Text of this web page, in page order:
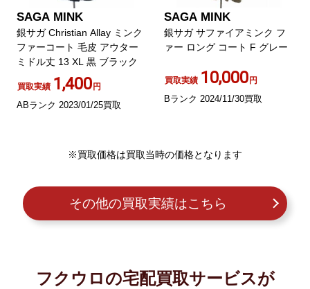
SAGA MINK
銀サガ Christian Allay ミンク
ファーコート 毛皮 アウター
ミドル丈 13 XL 黒 ブラック
買取実績 1,400円
ABランク 2023/01/25買取
SAGA MINK
銀サガ サファイアミンク フ
ァー ロング コート F グレー
買取実績 10,000円
Bランク 2024/11/30買取
※買取価格は買取当時の価格となります
その他の買取実績はこちら
フクウロの宅配買取サービスが